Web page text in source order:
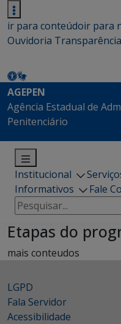
ir para conteúdoir para
Ouvidoria Transparência
AGEPEN
Agência Estadual de
Penitenciário
Institucional
Informativos
Fale
Pesquisar
por:
Etapas do
mais conteudos
LGPD
Fala Servidor
Acessibilidade